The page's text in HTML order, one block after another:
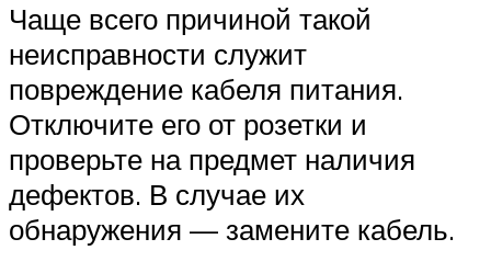
Чаще всего причиной такой
неисправности служит
повреждение кабеля питания.
Отключите его от розетки и
проверьте на предмет наличия
дефектов. В случае их
обнаружения — замените кабель.